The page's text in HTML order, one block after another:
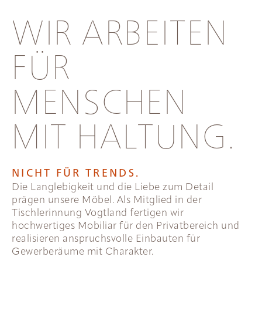
WIR ARBEITEN
FÜR
MENSCHEN
MIT HALTUNG.
NICHT FÜR TRENDS.
Die Langlebigkeit und die Liebe zum Detail
prägen unsere Möbel. Als Mitglied in der
Tischlerinnung Vogtland fertigen wir
hochwertiges Mobiliar für den Privatbereich und
realisieren anspruchsvolle Einbauten für
Gewerberäume mit Charakter.